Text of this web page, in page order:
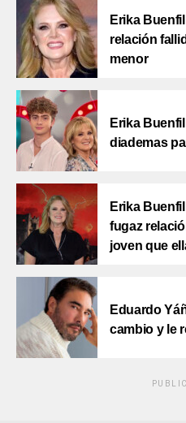
Erika
relación
menor
Erika
diademas
Erika
fugaz
joven que
Eduardo
cambio y le